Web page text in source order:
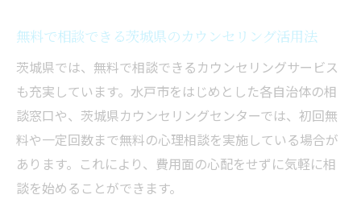
無料で相談できる茨城県のカウンセリング活用法
茨城県では、無料で相談できるカウンセリングサービス
も充実しています。水戸市をはじめとした各自治体の相
談窓口や、茨城県カウンセリングセンターでは、初回無
料や一定回数まで無料の心理相談を実施している場合が
あります。これにより、費用面の心配をせずに気軽に相
談を始めることができます。